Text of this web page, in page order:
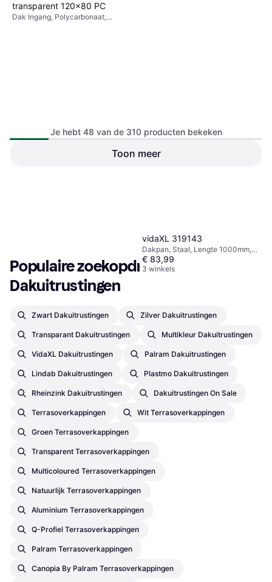
transparent 120x80 PC
Dak Ingang, Polycarbonaat,
vidaXL 319143
Dakpan, Staal, Lengte 1000mm,
Breedte 360mm, Grijs
€ 83,99
3 winkels
Je hebt 48 van de 310 producten bekeken
Toon meer
Populaire zoekopdrachten in
Dakuitrustingen
Zwart Dakuitrustingen Zilver Dakuitrustingen
Transparant Dakuitrustingen Multikleur Dakuitrustingen
VidaXL Dakuitrustingen Palram Dakuitrustingen
Lindab Dakuitrustingen Plastmo Dakuitrustingen
Rheinzink Dakuitrustingen Dakuitrustingen On Sale
Terrasoverkappingen Wit Terrasoverkappingen
Groen Terrasoverkappingen
Transparent Terrasoverkappingen
Multicoloured Terrasoverkappingen
Natuurlijk Terrasoverkappingen
Aluminium Terrasoverkappingen
Q-Profiel Terrasoverkappingen
Palram Terrasoverkappingen
Canopia By Palram Terrasoverkappingen